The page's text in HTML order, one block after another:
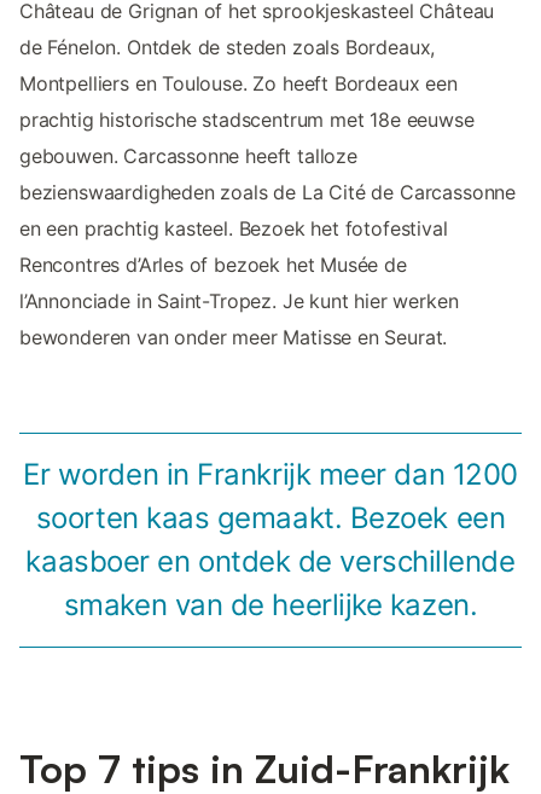
Château de Grignan of het sprookjeskasteel Château
de Fénelon. Ontdek de steden zoals Bordeaux,
Montpelliers en Toulouse. Zo heeft Bordeaux een
prachtig historische stadscentrum met 18e eeuwse
gebouwen. Carcassonne heeft talloze
bezienswaardigheden zoals de La Cité de Carcassonne
en een prachtig kasteel. Bezoek het fotofestival
Rencontres d’Arles of bezoek het Musée de
l’Annonciade in Saint-Tropez. Je kunt hier werken
bewonderen van onder meer Matisse en Seurat.
Er worden in Frankrijk meer dan 1200
soorten kaas gemaakt. Bezoek een
kaasboer en ontdek de verschillende
smaken van de heerlijke kazen.
Top 7 tips in Zuid-Frankrijk